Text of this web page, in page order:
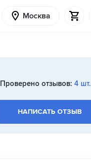
Москва
Проверено отзывов: 4 шт.
НАПИСАТЬ ОТЗЫВ